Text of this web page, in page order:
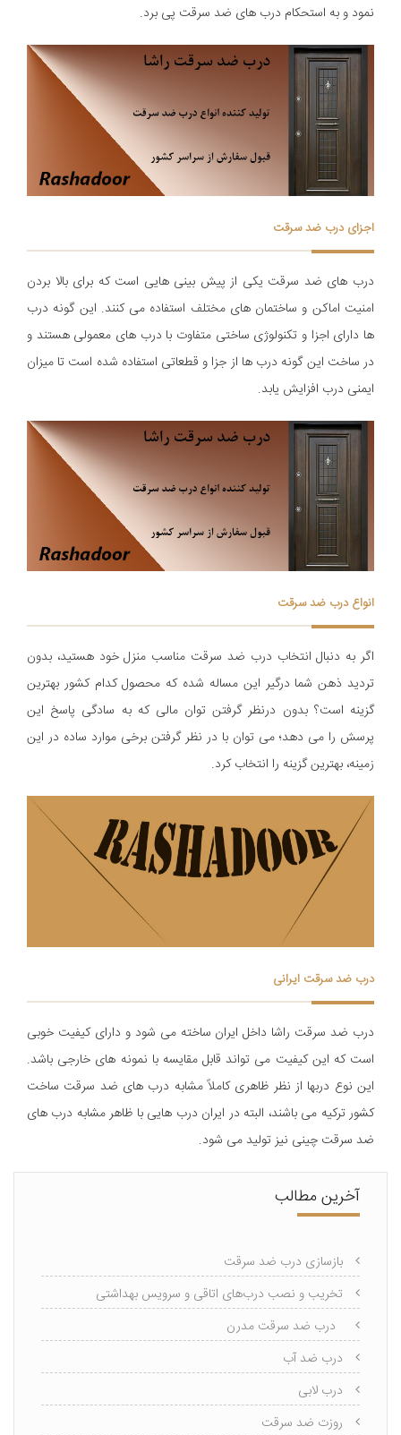
نمود و به استحکام درب های ضد سرقت پی برد.
اجزای درب ضد سرقت
درب های ضد سرقت یکی از پیش بینی هایی است که برای بالا بردن
امنیت اماکن و ساختمان های مختلف استفاده می کنند. این گونه درب
ها دارای اجزا و تکنولوژی ساختی متفاوت با درب های معمولی هستند و
در ساخت این گونه درب ها از جزا و قطعاتی استفاده شده است تا میزان
ایمنی درب افزایش یابد.
انواع درب ضد سرقت
اگر به دنبال انتخاب درب ضد سرقت مناسب منزل خود هستید، بدون
تردید ذهن شما درگیر این مساله شده که محصول کدام کشور بهترین
گزینه است؟ بدون درنظر گرفتن توان مالی که به سادگی پاسخ این
پرسش را می دهد؛ می توان با در نظر گرفتن برخی موارد ساده در این
زمینه، بهترین گزینه را انتخاب کرد.
درب ضد سرقت ایرانی
درب ضد سرقت راشا داخل ایران ساخته می شود و دارای کیفیت خوبی
است که این کیفیت می تواند قابل مقایسه با نمونه های خارجی باشد.
اين نوع دربها از نظر ظاهری کاملاً مشابه درب های ضد سرقت ساخت
کشور ترکیه می باشند، البته در ایران درب هایی با ظاهر مشابه درب های
ضد سرقت چینی نیز تولید می شود.
آخرین مطالب
بازسازی درب ضد سرقت
تخریب و نصب درب‌های اتاقی و سرویس بهداشتی
درب ضد سرقت مدرن
درب ضد آب
درب لابی
روزت ضد سرقت